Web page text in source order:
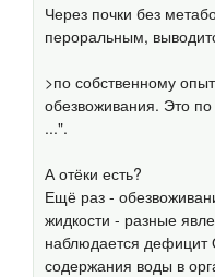
Через почки без
пероральным,
>по собственному
обезвоживания. Это
...".
А отёки есть?
Ещё раз -
жидкости - разные
наблюдается
содержания воды в